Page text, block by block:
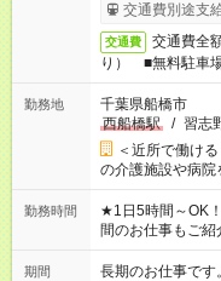
交通費別途支
交通費
交通費全
り） ■無料駐車
勤務地
千葉県船橋市
西船橋駅
/ 習志
＜近所で働け
の介護施設や病院
勤務時間
★1日5時間～OK
間のお仕事もご
庭の都合でお休み
週最低15時間以
期間 長期のお仕事で